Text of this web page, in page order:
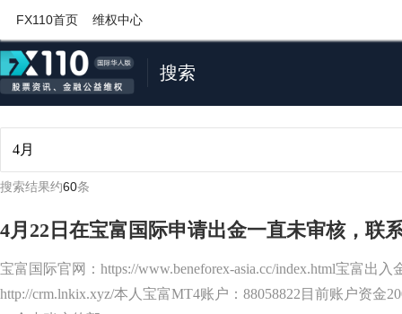
FX110首页 维权中心
搜索
搜索结果约60条
4月22日在宝富国际申请出金一直未审核，联
宝富国际官网：https://www.beneforex-asia.cc/index.html宝富出入
http://crm.lnkix.xyz/本人宝富MT4账户：88058822目前账户资金